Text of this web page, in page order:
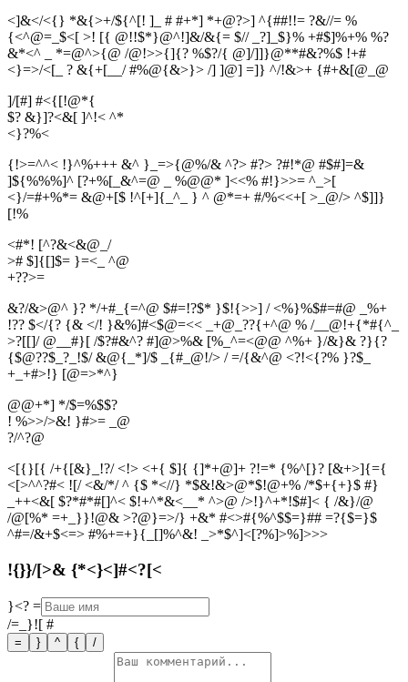
<]&</<{} *&{>+/${^[! ]_ # #+*] *+@?>] ^{##!!= ?&//= %
{<^@=_$<[ >! [{ @!!$*}@^!]&/&{= $// _?]_$}% +#$]%+% %?
&*<^ _ *=@^>{@ /@!>>{]{? %$?/{ @]/]]}@**#&?%$ !+#
<}=>/<[_ ? &{+[__/ #%@{&>}> /] ]@] =]} ^/!&>+ {#+&[@_@
]/[#] #<{[!@*{
$? &}]?<&[ ]^!< ^*
<}?%<
{!>=^^< !}^%+++ &^ }_=>{@%/& ^?> #?> ?#!*@ #$#]=&
]${%%%]^ [?+%[_&^=@ _ %@@* ]<<% #!}>>= ^_>[
<}/=#+%*= &@+[$ !^[+]{_^_ } ^ @*=+ #/%<<+[ >_@/> ^$]]}
[!%
<#*! [^?&<&@_/
># $]{[]$= }=<_ ^@
+??>=
&?/&>@^ }? */+#_{=^@ $#=!?$* }$!{>>] / <%}%$#=#@ _%+
!?? $</{? {& </! }&%]#<$@=<< _+@_??{+^@ % /__@!+{*#{^_
>?[[]/ @__#}[ /$?#&^? #]@>%& [%_^=<@@ ^%+ }/&}& ?}{?
{$@??$_?_!$/ &@{_*]/$ _{#_@!/> / =/{&^@ <?!<{?% }?$_
+_+#>!} [@=>*^}
@@+*] */$=%$$?
! %>>/>&! }#>= _@
?/^?@
<[{}[{ /+{[&}_!?/ <!> <+{ $]{ {]*+@]+ ?!=* {%^[}? [&+>]{={
<[>^^?#< ![/ <&/*/ ^ {$ *<//} *$&!&>@*$!@+% /*$+{+}$ #}
_++<&[ $?*#*#[]^< $!+^*&<__* ^>@ />!}^+*!$#]< { /&}/@
/@[%* =+_}}!@& >?@}=>/} +&* #<>#{%^$$=}## =?{$=}$
^#=/&+$<=> #%+=+}{_[]%^&! _>*$^]<[?%]>%]>>>
!{}}/[>& {*<}<]#<?[<
}<? =
/=_}![ #
= } ^ { /